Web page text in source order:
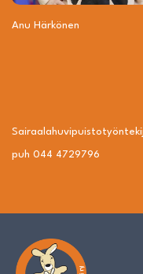
Anu Härkönen
puh 044 4729796